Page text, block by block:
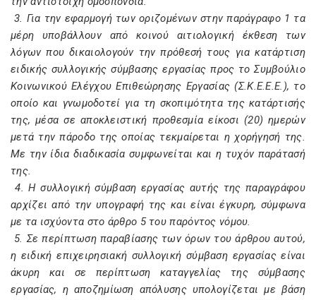
3. Για την εφαρμογή των οριζομένων στην παράγραφο 1 τα
μέρη υποβάλλουν από κοινού αιτιολογική έκθεση των
λόγων που δικαιολογούν την πρόθεσή τους για κατάρτιση
ειδικής συλλογικής σύμβασης εργασίας προς το Συμβούλιο
Κοινωνικού Ελέγχου Επιθεώρησης Εργασίας (Σ.Κ.Ε.Ε.Ε.), το
οποίο και γνωμοδοτεί για τη σκοπιμότητα της κατάρτισής
της, μέσα σε αποκλειστική προθεσμία είκοσι (20) ημερών
μετά την πάροδο της οποίας τεκμαίρεται η χορήγησή της.
Με την ίδια διαδικασία συμφωνείται και η τυχόν παράτασή
της.
4. Η συλλογική σύμβαση εργασίας αυτής της παραγράφου
αρχίζει από την υπογραφή της και είναι έγκυρη, σύμφωνα
με τα ισχύοντα στο άρθρο 5 του παρόντος νόμου.
5. Σε περίπτωση παραβίασης των όρων του άρθρου αυτού,
η ειδική επιχειρησιακή συλλογική σύμβαση εργασίας είναι
άκυρη και σε περίπτωση καταγγελίας της σύμβασης
εργασίας, η αποζημίωση απόλυσης υπολογίζεται με βάση